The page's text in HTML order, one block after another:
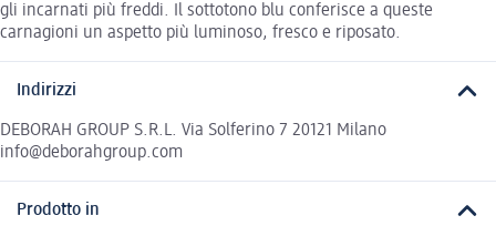
gli incarnati più freddi. Il sottotono blu conferisce a queste
carnagioni un aspetto più luminoso, fresco e riposato.
Indirizzi
DEBORAH GROUP S.R.L. Via Solferino 7 20121 Milano
info@deborahgroup.com
Prodotto in